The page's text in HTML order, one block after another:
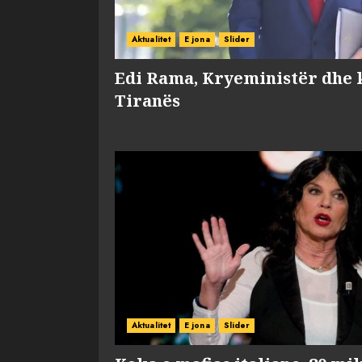
Aktualitet E jona Slider
Edi Rama, Kryeministër
Tiranës
Aktualitet E jona Slider